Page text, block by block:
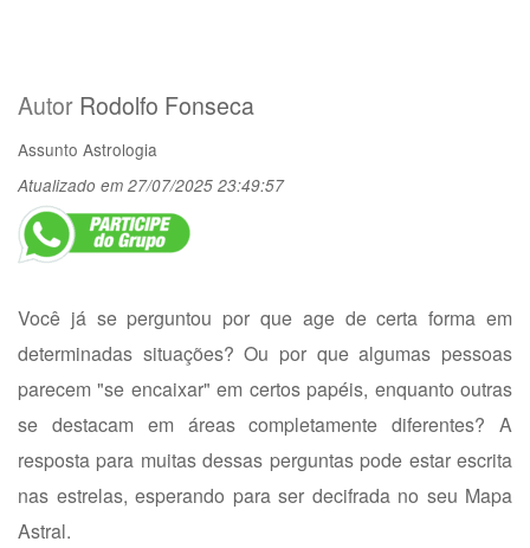
Autor Rodolfo Fonseca
Assunto Astrologia
Atualizado em 27/07/2025 23:49:57
Você já se perguntou por que age de certa forma em
determinadas situações? Ou por que algumas pessoas
parecem "se encaixar" em certos papéis, enquanto outras
se destacam em áreas completamente diferentes? A
resposta para muitas dessas perguntas pode estar escrita
nas estrelas, esperando para ser decifrada no seu Mapa
Astral.